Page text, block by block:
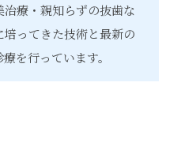
療・親知らずの抜歯な
ってきた技術と最新の
を行っています。